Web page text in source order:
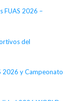
FUAS 2026 –
del
2026 y Campeonato